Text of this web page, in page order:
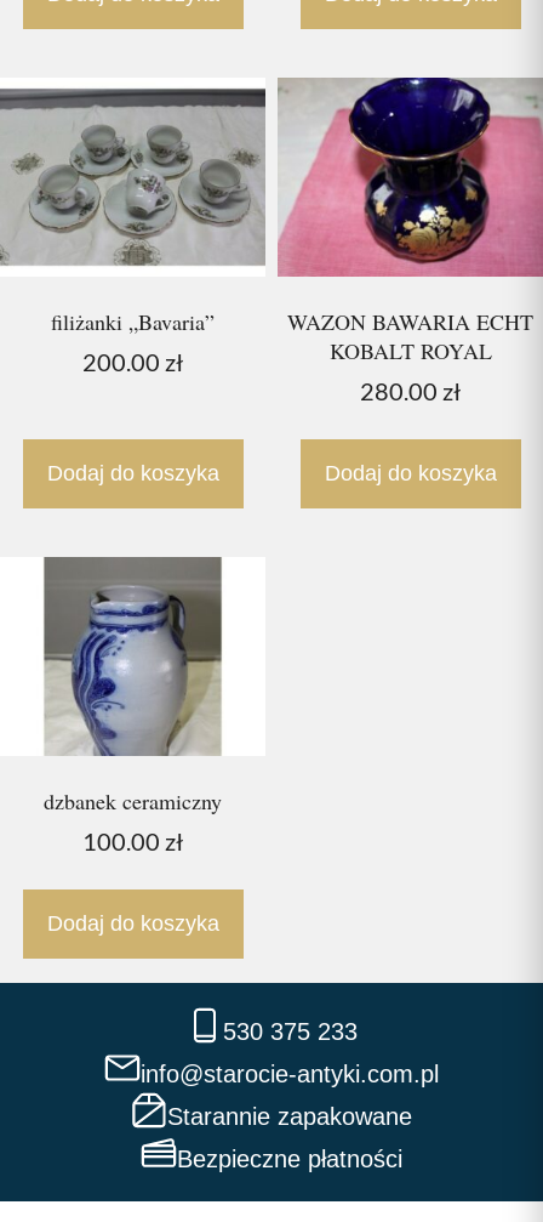
filiżanki „Bavaria”
200.00 zł
Dodaj do koszyka
WAZON BAWARIA ECHT
KOBALT ROYAL
280.00 zł
Dodaj do koszyka
dzbanek ceramiczny
100.00 zł
Dodaj do koszyka
530 375 233
info@starocie-antyki.com.pl
Starannie zapakowane
Bezpieczne płatności